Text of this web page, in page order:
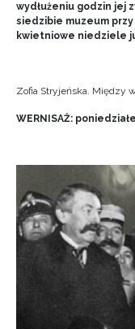
wydłużeniu godzin jej
siedzibie muzeum przy
kwietniowe niedziele
Zofia Stryjeńska. Między
WERNISAŻ: